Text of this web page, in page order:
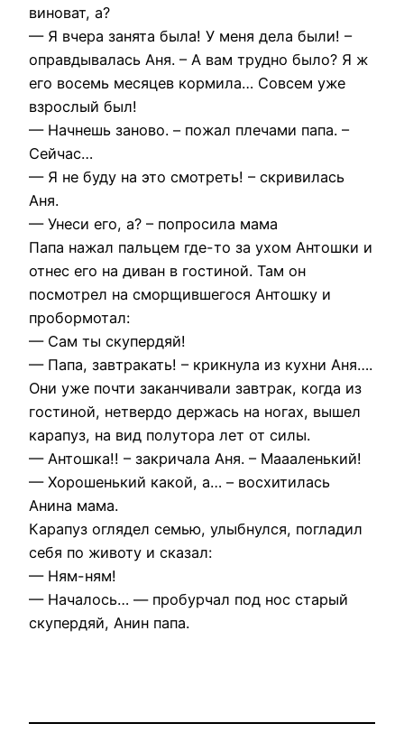
виноват, а?
— Я вчера занята была! У меня дела были! –
оправдывалась Аня. – А вам трудно было? Я ж
его восемь месяцев кормила… Совсем уже
взрослый был!
— Начнешь заново. – пожал плечами папа. –
Сейчас…
— Я не буду на это смотреть! – скривилась
Аня.
— Унеси его, а? – попросила мама
Папа нажал пальцем где-то за ухом Антошки и
отнес его на диван в гостиной. Там он
посмотрел на сморщившегося Антошку и
пробормотал:
— Сам ты скупердяй!
— Папа, завтракать! – крикнула из кухни Аня….
Они уже почти заканчивали завтрак, когда из
гостиной, нетвердо держась на ногах, вышел
карапуз, на вид полутора лет от силы.
— Антошка!! – закричала Аня. – Маааленький!
— Хорошенький какой, а… – восхитилась
Анина мама.
Карапуз оглядел семью, улыбнулся, погладил
себя по животу и сказал:
— Ням-ням!
— Началось… — пробурчал под нос старый
скупердяй, Анин папа.